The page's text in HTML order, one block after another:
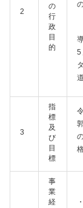
2
の
行
政
目
的
3
指
標
及
び
目
標
事
業
経